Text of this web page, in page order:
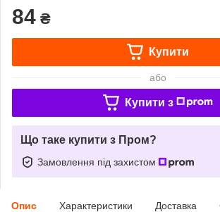
84 ₴
Купити
або
Купити з
Що таке купити з Пром?
Замовлення під захистом
Опис Характеристики Доставка